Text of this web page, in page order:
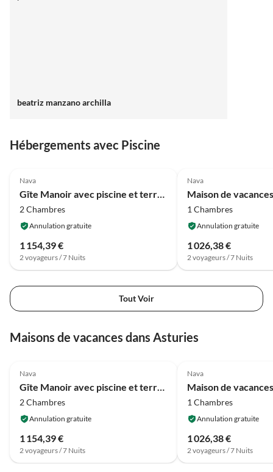
beatriz manzano archilla
Hébergements avec Piscine
Nava
Gîte Manoir avec piscine et terrasse
2 Chambres
Annulation gratuite
1 154,39 €
2 voyageurs / 7 Nuits
Nava
1 Chambres
Annulation gratuite
1 026,38 €
2 voyageurs / 7 Nuits
Tout Voir
Maisons de vacances dans Asturies
Nava
2 Chambres
Annulation gratuite
1 154,39 €
2 voyageurs / 7 Nuits
Nava
1 Chambres
Annulation gratuite
1 026,38 €
2 voyageurs / 7 Nuits